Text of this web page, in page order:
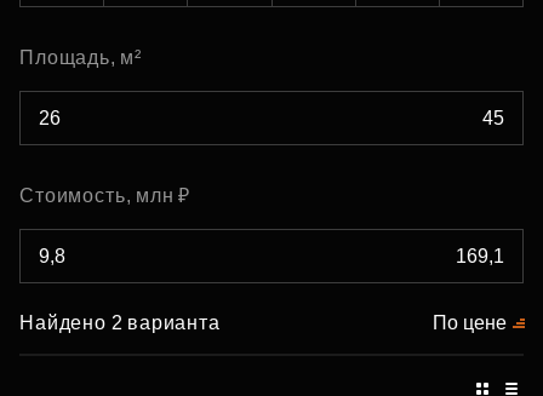
Площадь, м²
Стоимость, млн ₽
Найдено 2 варианта По цене